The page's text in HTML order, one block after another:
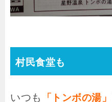
村民食堂も
いつも 「トンボの湯」